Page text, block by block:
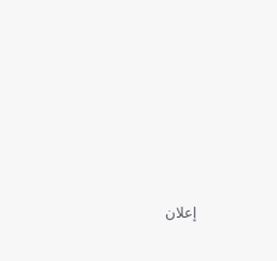
إعلان